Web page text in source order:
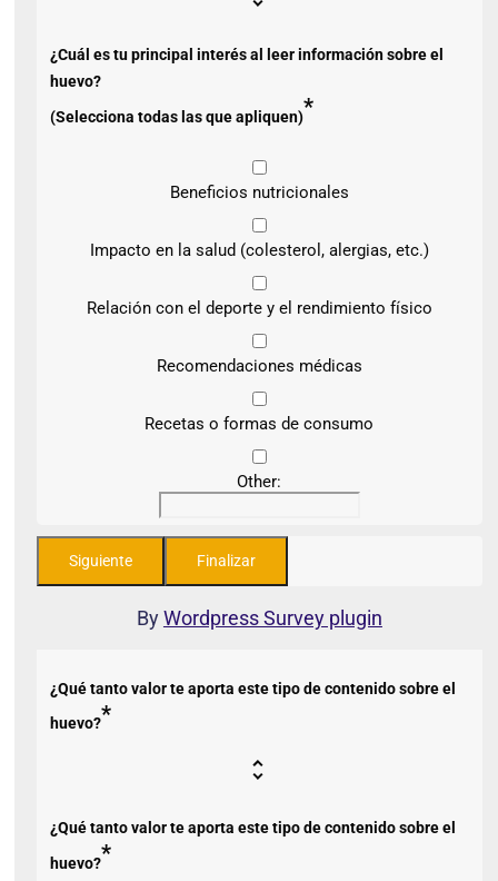
¿Cuál es tu principal interés al leer información sobre el
huevo?
(Selecciona todas las que apliquen)*
Beneficios nutricionales
Impacto en la salud (colesterol, alergias, etc.)
Relación con el deporte y el rendimiento físico
Recomendaciones médicas
Recetas o formas de consumo
Other:
ByWordpress Survey plugin
¿Qué tanto valor te aporta este tipo de contenido sobre el
huevo?*
¿Qué tanto valor te aporta este tipo de contenido sobre el
huevo?*